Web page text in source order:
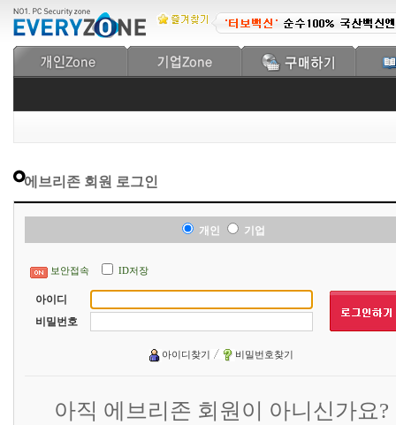
에브리존 회원 로그인
개인 기업
보안접속 ID저장
아이디
비밀번호
아이디찾기 비밀번호찾기
아직 에브리존 회원이 아니신가요?